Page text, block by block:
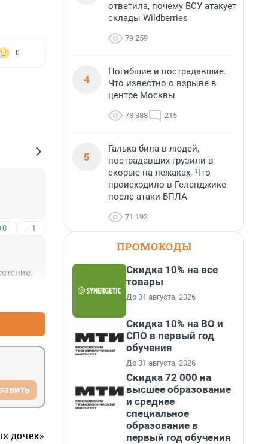
0
–1
дочек»
ответила, почему ВСУ атакует
склады Wildberries
79 259
4
Погибшие и пострадавшие.
Что известно о взрыве в
центре Москвы
78 388 215
5
Галька била в людей,
пострадавших грузили в
скорые на лежаках. Что
происходило в Геленджике
после атаки БПЛА
71 192
ПРОМОКОДЫ
Скидка 10% на все
товары
До 31 августа, 2026
Скидка 10% на ВО и
СПО в первый год
обучения
До 31 августа, 2026
Скидка 72 000 на
высшее образование
и среднее
специальное
образование в
первый год обучения